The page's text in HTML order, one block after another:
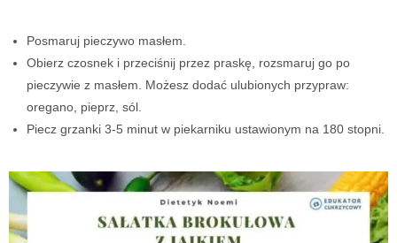
Posmaruj pieczywo masłem.
Obierz czosnek i przeciśnij przez praskę, rozsmaruj go po
pieczywie z masłem. Możesz dodać ulubionych przypraw:
oregano, pieprz, sól.
Piecz grzanki 3-5 minut w piekarniku ustawionym na 180 stopni.